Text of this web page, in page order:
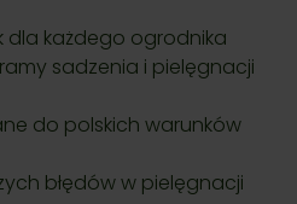
dla każdego ogrodnika
sadzenia i pielęgnacji
do polskich warunków
błędów w pielęgnacji